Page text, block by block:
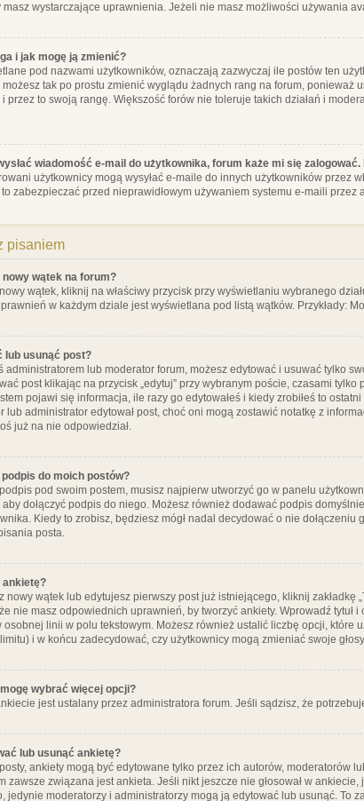
masz wystarczające uprawnienia. Jeżeli nie masz możliwości używania
i jak mogę ją zmienić?
pod nazwami użytkowników, oznaczają zazwyczaj ile postów ten
tak po prostu zmienić wyglądu żadnych rang na forum, ponieważ
i przez to swoją rangę. Większość forów nie toleruje takich działań i
wiadomość e-mail do użytkownika, forum każe mi się zalogować.
użytkownicy mogą wysyłać e-maile do innych użytkowników przez
zabezpieczać przed nieprawidłowym używaniem systemu e-maili przez
pisaniem
wątek na forum?
wątek, kliknij na właściwy przycisk przy wyświetlaniu wybranego
w każdym dziale jest wyświetlana pod listą wątków. Przykłady:
lub usunąć post?
administratorem lub moderator forum, możesz edytować i usuwać tylko
post klikając na przycisk „edytuj” przy wybranym poście, czasami
pojawi się informacja, ile razy go edytowałeś i kiedy zrobiłeś to
lub administrator edytował post, choć oni mogą zostawić notatkę z
już na nie odpowiedział.
do moich postów?
pod swoim postem, musisz najpierw utworzyć go w panelu
dołączyć podpis do niego. Możesz również dodawać podpis
Kiedy to zrobisz, będziesz mógł nadal decydować o nie
posta.
nowy wątek lub edytujesz pierwszy post już istniejącego, kliknij
nie masz odpowiednich uprawnień, by tworzyć ankiety. Wprowadź
osobnej linii w polu tekstowym. Możesz również ustalić liczbę opcji,
i w końcu zadecydować, czy użytkownicy mogą zmieniać swoje
wybrać więcej opcji?
jest ustalany przez administratora forum. Jeśli sądzisz, że
lub usunąć ankietę?
ankiety mogą być edytowane tylko przez ich autorów, moderatorów
zawsze związana jest ankieta. Jeśli nikt jeszcze nie głosował w
jedynie moderatorzy i administratorzy mogą ją edytować lub usunąć. To